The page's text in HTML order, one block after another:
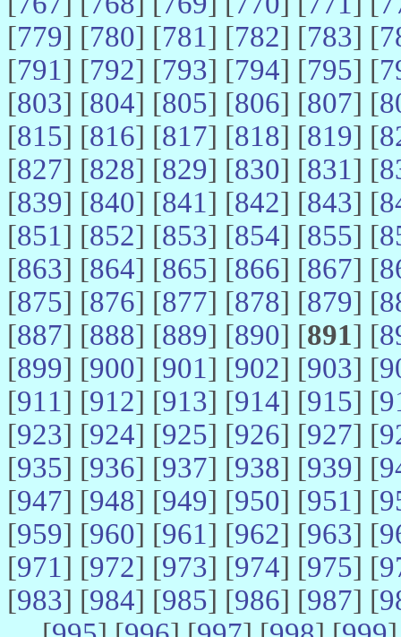
[779] [780] [781] [782] [783] [
[791] [792] [793] [794] [795] [
[803] [804] [805] [806] [807] [
[815] [816] [817] [818] [819] [
[827] [828] [829] [830] [831] [
[839] [840] [841] [842] [843] [
[851] [852] [853] [854] [855] [
[863] [864] [865] [866] [867] [
[875] [876] [877] [878] [879] [
[887] [888] [889] [890] [891] [
[899] [900] [901] [902] [903] [
[911] [912] [913] [914] [915] [
[923] [924] [925] [926] [927] [
[935] [936] [937] [938] [939] [
[947] [948] [949] [950] [951] [
[959] [960] [961] [962] [963] [
[971] [972] [973] [974] [975] [
[983] [984] [985] [986] [987] [